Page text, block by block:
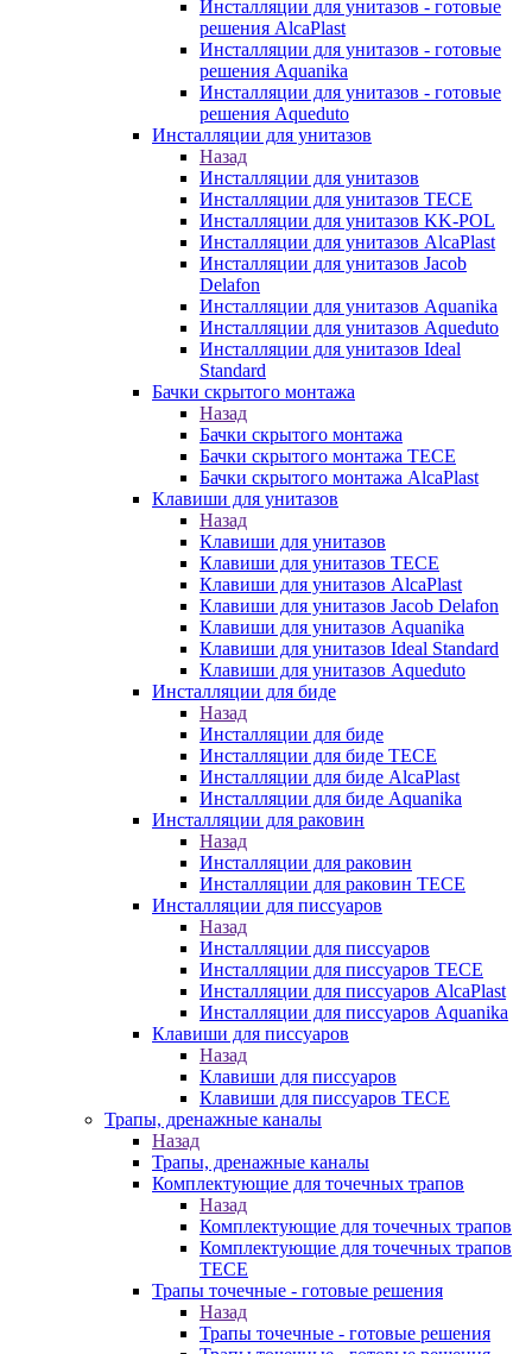
Инсталляции для унитазов - готовые
решения AlcaPlast
Инсталляции для унитазов - готовые
решения Aquanika
Инсталляции для унитазов - готовые
решения Aqueduto
Инсталляции для унитазов
Назад
Инсталляции для унитазов
Инсталляции для унитазов TECE
Инсталляции для унитазов KK-POL
Инсталляции для унитазов AlcaPlast
Инсталляции для унитазов Jacob
Delafon
Инсталляции для унитазов Aquanika
Инсталляции для унитазов Aqueduto
Инсталляции для унитазов Ideal
Standard
Бачки скрытого монтажа
Назад
Бачки скрытого монтажа
Бачки скрытого монтажа TECE
Бачки скрытого монтажа AlcaPlast
Клавиши для унитазов
Назад
Клавиши для унитазов
Клавиши для унитазов TECE
Клавиши для унитазов AlcaPlast
Клавиши для унитазов Jacob Delafon
Клавиши для унитазов Aquanika
Клавиши для унитазов Ideal Standard
Клавиши для унитазов Aqueduto
Инсталляции для биде
Назад
Инсталляции для биде
Инсталляции для биде TECE
Инсталляции для биде AlcaPlast
Инсталляции для биде Aquanika
Инсталляции для раковин
Назад
Инсталляции для раковин
Инсталляции для раковин TECE
Инсталляции для писсуаров
Назад
Инсталляции для писсуаров
Инсталляции для писсуаров TECE
Инсталляции для писсуаров AlcaPlast
Инсталляции для писсуаров Aquanika
Клавиши для писсуаров
Назад
Клавиши для писсуаров
Клавиши для писсуаров TECE
Трапы, дренажные каналы
Назад
Трапы, дренажные каналы
Комплектующие для точечных трапов
Назад
Комплектующие для точечных трапов
Комплектующие для точечных трапов
TECE
Трапы точечные - готовые решения
Назад
Трапы точечные - готовые решения